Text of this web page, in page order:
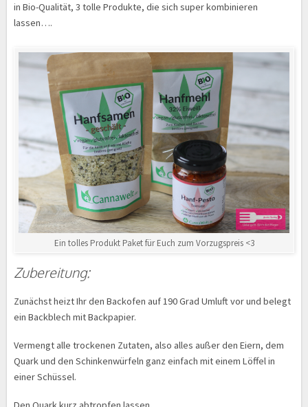
in Bio-Qualität, 3 tolle Produkte, die sich super kombinieren
lassen….
Ein tolles Produkt Paket für Euch zum Vorzugspreis <3
Zubereitung:
Zunächst heizt Ihr den Backofen auf 190 Grad Umluft vor und belegt
ein Backblech mit Backpapier.
Vermengt alle trockenen Zutaten, also alles außer den Eiern, dem
Quark und den Schinkenwürfeln ganz einfach mit einem Löffel in
einer Schüssel.